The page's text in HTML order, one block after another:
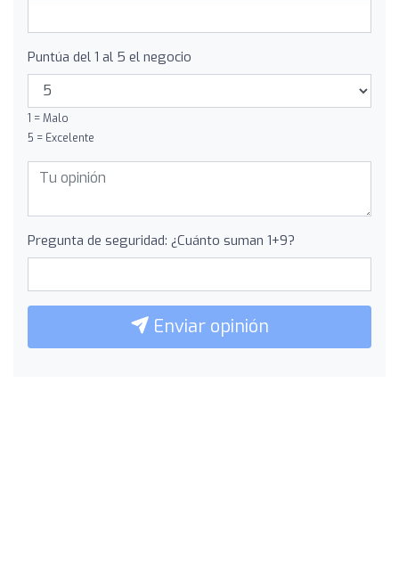
Puntúa del 1 al 5 el negocio
1 = Malo
5 = Excelente
Pregunta de seguridad: ¿Cuánto suman 1+9?
Enviar opinión